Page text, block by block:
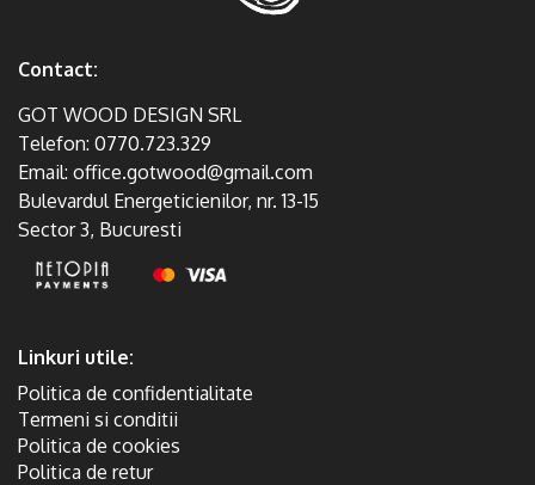
Contact:
GOT WOOD DESIGN SRL
Telefon: 0770.723.329
Email: office.gotwood@gmail.com
Bulevardul Energeticienilor, nr. 13-15
Sector 3, Bucuresti
Linkuri utile:
Politica de confidentialitate
Termeni si conditii
Politica de cookies
Politica de retur